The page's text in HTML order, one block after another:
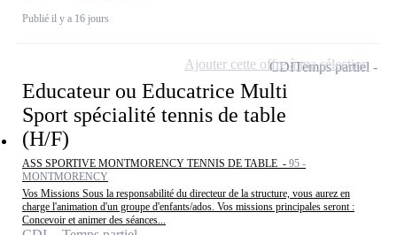
Publié il y a 16 jours
Educateur ou Educatrice Multi
Sport spécialité tennis de table
(H/F)
ASS SPORTIVE MONTMORENCY TENNIS DE TABLE - 95 -
MONTMORENCY
Vos Missions Sous la responsabilité du directeur de la structure, vous aurez en
charge l'animation d'un groupe d'enfants/ados. Vos missions principales seront :
Concevoir et animer des séances...
CDITemps partiel
Ajouter cette offre à ma sélection